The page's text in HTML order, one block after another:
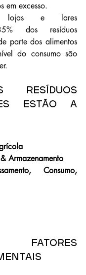
em excesso.
lojas e lares
dos resíduos
parte dos alimentos
do consumo são
resíduos
estão a
Armazenamento
Consumo,